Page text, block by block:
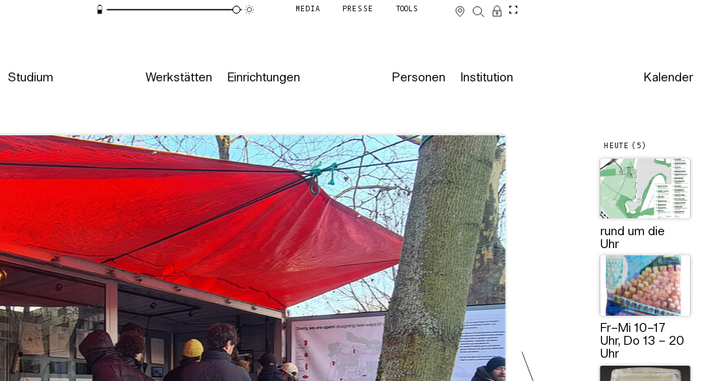
MEDIA PRESSE TOOLS
Studium Werkstätten Einrichtungen Personen Institution Kalender
HEUTE (5)
rund um die
Uhr
Fr–Mi 10–17
Uhr, Do 13 – 20
Uhr